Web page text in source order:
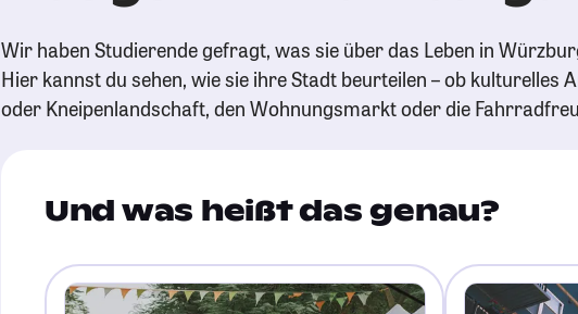
Wir haben Studierende gefragt, was sie über das Leben in
Hier kannst du sehen, wie sie ihre Stadt beurteilen – ob kulturelles
oder Kneipenlandschaft, den Wohnungsmarkt oder die
Und was heißt das genau?